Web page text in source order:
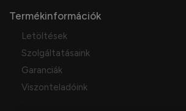
Termékinformációk
Letöltések
Szolgáltatásaink
Garanciák
Viszonteladóink